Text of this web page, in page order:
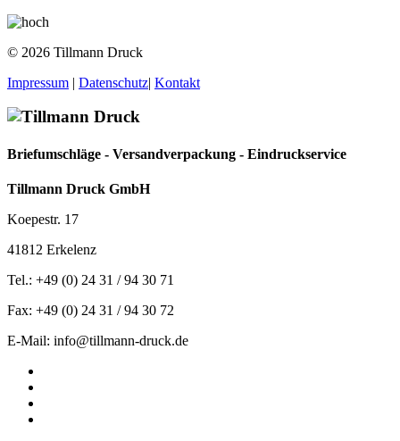
© 2026 Tillmann Druck
Impressum | Datenschutz| Kontakt
Briefumschläge - Versandverpackung - Eindruckservice
Tillmann Druck GmbH
Koepestr. 17
41812 Erkelenz
Tel.: +49 (0) 24 31 / 94 30 71
Fax: +49 (0) 24 31 / 94 30 72
E-Mail: info@tillmann-druck.de